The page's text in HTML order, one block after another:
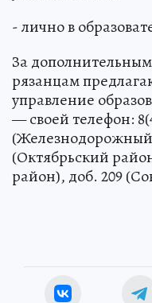
- лично в
За
рязанцам
управление
— своей телефон:
(Октябрьский
район), доб. 209